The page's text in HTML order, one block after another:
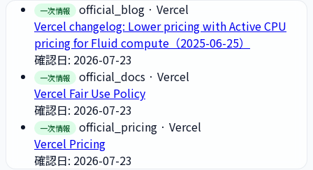
一次情報 official_blog · Vercel
Vercel changelog: Lower pricing with Active CPU
pricing for Fluid compute（2025-06-25）
確認日: 2026-07-23
一次情報 official_docs · Vercel
Vercel Fair Use Policy
確認日: 2026-07-23
一次情報 official_pricing · Vercel
Vercel Pricing
確認日: 2026-07-23